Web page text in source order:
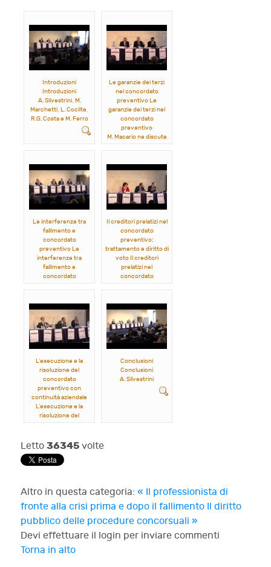
Introduzioni
Introduzioni
A. Silvestrini, M.
Marchetti, L. Coclite,
R.G. Costa e M. Ferro
Le garanzie dei terzi
nel concordato
preventivo Le
garanzie dei terzi nel
concordato
preventivo
M. Macario ne discute
Le interferenze tra
fallimento e
concordato
preventivo Le
interferenze tra
fallimento e
concordato
con P. Bortoluzzi, A.
Rossi e M. Spadaro
Il creditori prelatizi nel
concordato
preventivo:
trattamento e diritto di
voto Il creditori
prelatizi nel
concordato
voto
M. Spadaro ne discute
con M. Attanasio e R.
Bernabai
L’esecuzione e la
risoluzione del
concordato
preventivo con
continuità aziendale
L’esecuzione e la
risoluzione del
continuità aziendale
con C. De Chiara e A.
Conclusioni
Conclusioni
A. Silvestrini
Letto 36345 volte
Altro in questa categoria: « Il professionista di
fronte alla crisi prima e dopo il fallimento Il diritto
pubblico delle procedure concorsuali »
Devi effettuare il login per inviare commenti
Torna in alto